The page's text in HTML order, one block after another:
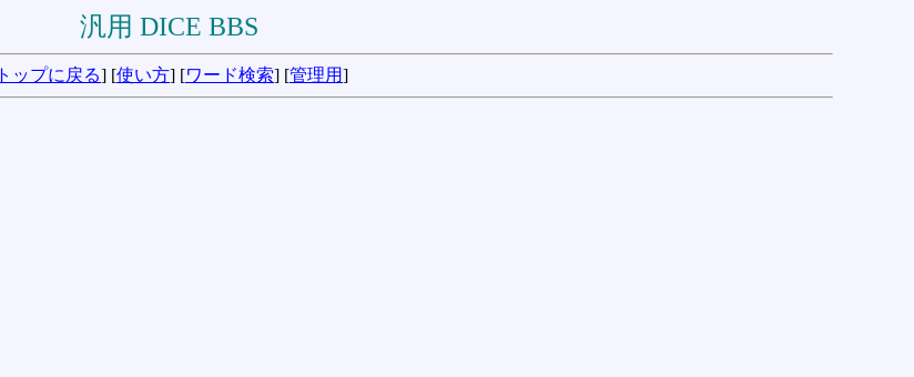
汎用 DICE BBS
トップに戻る] [使い方] [ワード検索] [管理用]